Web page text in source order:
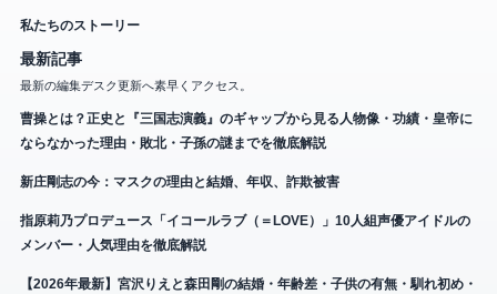
私たちのストーリー
最新記事
最新の編集デスク更新へ素早くアクセス。
曹操とは？正史と『三国志演義』のギャップから見る人物像・功績・皇帝に
ならなかった理由・敗北・子孫の謎までを徹底解説
新庄剛志の今：マスクの理由と結婚、年収、詐欺被害
指原莉乃プロデュース「イコールラブ（＝LOVE）」10人組声優アイドルの
メンバー・人気理由を徹底解説
【2026年最新】宮沢りえと森田剛の結婚・年齢差・子供の有無・馴れ初め・